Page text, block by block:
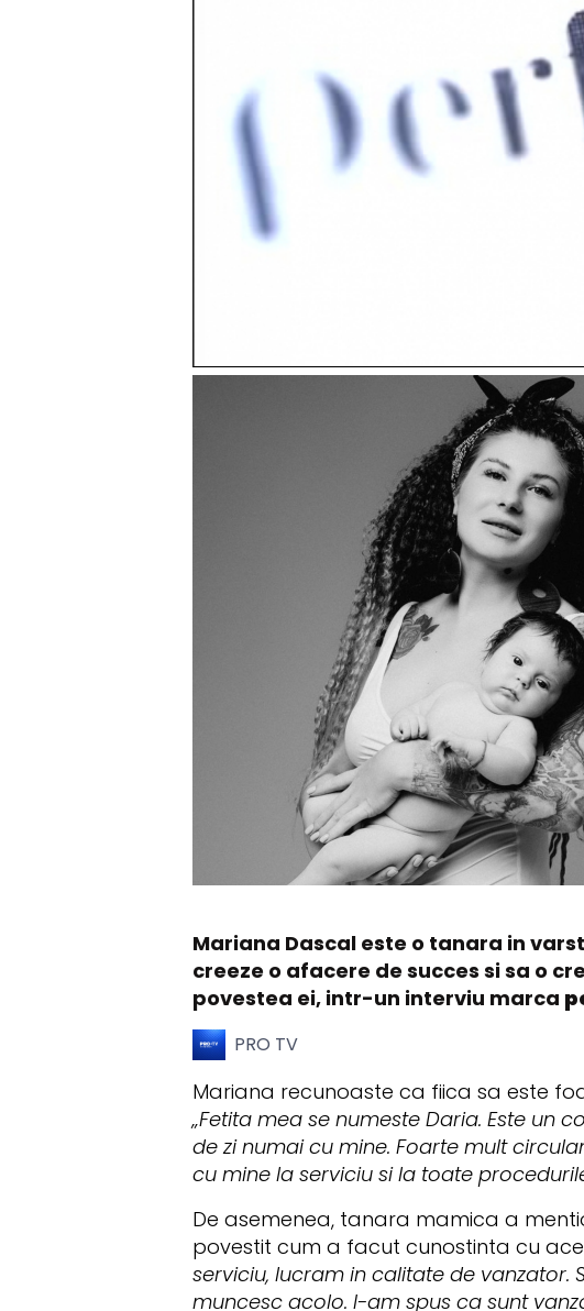
Mariana Dascal este o tanara in
creeze o afacere de succes si sa o
povestea ei, intr-un interviu marca
PRO TV
Mariana recunoaste ca fiica sa este
„Fetita mea se numeste Daria. Este un
de zi numai cu mine. Foarte mult
cu mine la serviciu si la toate
De asemenea, tanara mamica a
povestit cum a facut cunostinta cu
serviciu, lucram in calitate de
muncesc acolo. I-am spus ca sunt